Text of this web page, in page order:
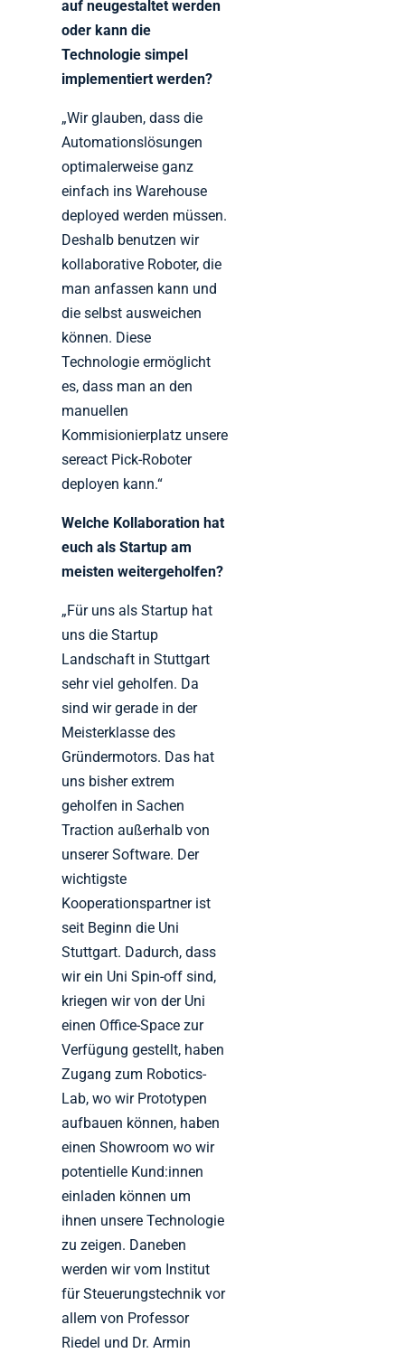
auf neugestaltet werden
oder kann die
Technologie simpel
implementiert werden?
„Wir glauben, dass die
Automationslösungen
optimalerweise ganz
einfach ins Warehouse
deployed werden müssen.
Deshalb benutzen wir
kollaborative Roboter, die
man anfassen kann und
die selbst ausweichen
können. Diese
Technologie ermöglicht
es, dass man an den
manuellen
Kommisionierplatz unsere
sereact Pick-Roboter
deployen kann.“
Welche Kollaboration hat
euch als Startup am
meisten weitergeholfen?
„Für uns als Startup hat
uns die Startup
Landschaft in Stuttgart
sehr viel geholfen. Da
sind wir gerade in der
Meisterklasse des
Gründermotors. Das hat
uns bisher extrem
geholfen in Sachen
Traction außerhalb von
unserer Software. Der
wichtigste
Kooperationspartner ist
seit Beginn die Uni
Stuttgart. Dadurch, dass
wir ein Uni Spin-off sind,
kriegen wir von der Uni
einen Office-Space zur
Verfügung gestellt, haben
Zugang zum Robotics-
Lab, wo wir Prototypen
aufbauen können, haben
einen Showroom wo wir
potentielle Kund:innen
einladen können um
ihnen unsere Technologie
zu zeigen. Daneben
werden wir vom Institut
für Steuerungstechnik vor
allem von Professor
Riedel und Dr. Armin